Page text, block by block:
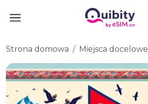
Strona domowa Miejsca docelowe